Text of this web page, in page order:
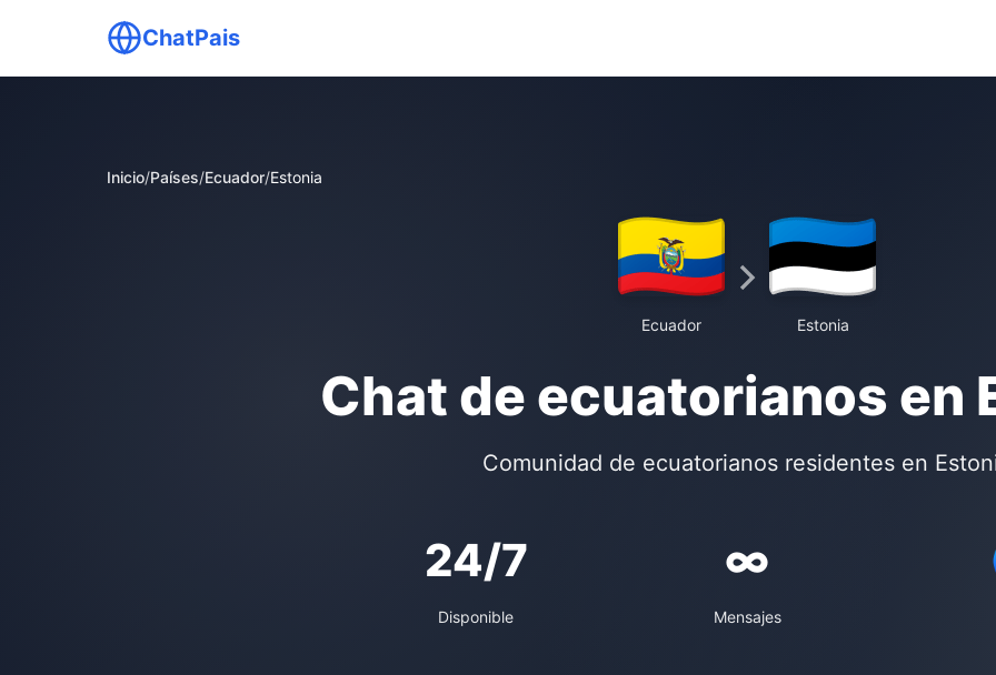
ChatPais
Inicio/Países/Ecuador/Estonia
Ecuador Estonia
Chat de ecuatorianos en
Comunidad de ecuatorianos residentes en
24/7
Disponible
∞
Mensajes